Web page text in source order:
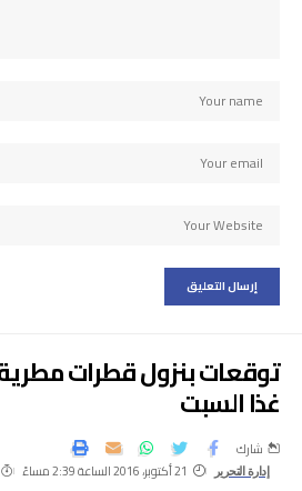
توقعات بنزول قطرات
غذا السبت
إدارة التحرير 21 أكتوبر، 2016 الساعة 2:39 مساءً
شارك